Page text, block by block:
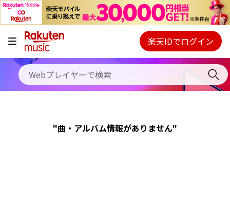
キャンペーン
料金プラン
使い方
初回30日間無料お試し
Webプレイヤー
ご契約内容の確認・変更
楽天IDでログイン
"曲・アルバム情報がありません"